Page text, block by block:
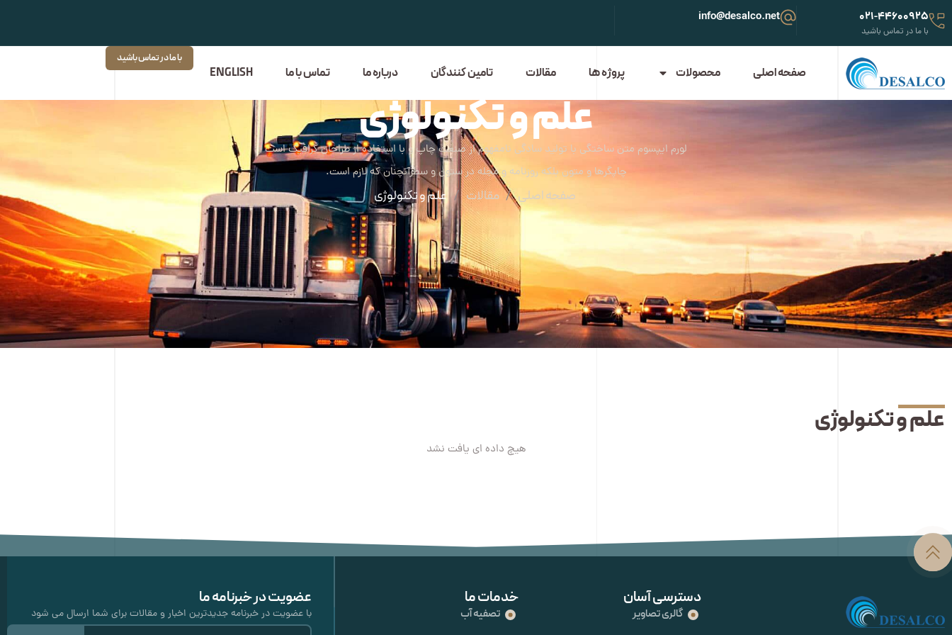
021-44600925
با ما در تماس باشید
info@desalco.net
صفحه اصلی محصولات پروژه ها مقالات تامین کنندگان درباره ما تماس با ما ENGLISH
با ما در تماس باشید
علم و تکنولوژی
لورم ایپسوم متن ساختگی با تولید سادگی نامفهوم از صنعت چاپ و با استفاده از طراحان گرافیک است
چاپگرها و متون بلکه روزنامه و مجله در ستون و سطرآنچنان که لازم است.
صفحه اصلی / مقالات / علم و تکنولوژی
علم و تکنولوژی
هیچ داده ای یافت نشد
دسترسی آسان
گالری تصاویر
خدمات ما
تصفیه آب
عضویت در خبرنامه ما
با عضویت در خبرنامه جدیدترین اخبار و مقالات برای شما ارسال می شود